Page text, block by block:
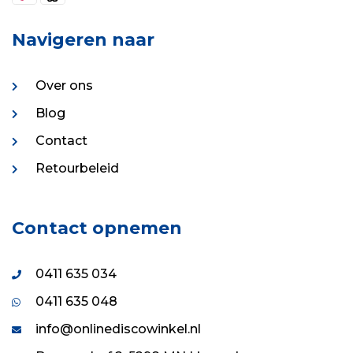
Navigeren naar
Over ons
Blog
Contact
Retourbeleid
Contact opnemen
0411 635 034
0411 635 048
info@onlinediscowinkel.nl